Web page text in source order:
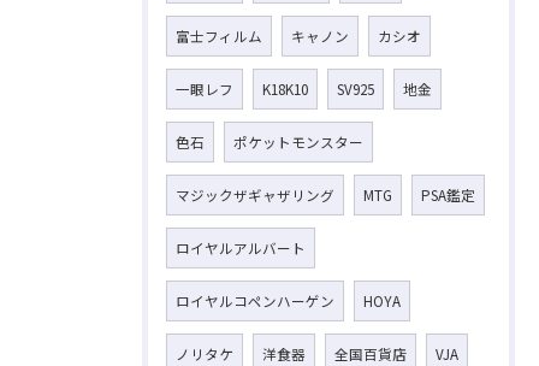
富士フィルム キャノン カシオ
一眼レフ K18K10 SV925 地金
色石 ポケットモンスター
マジックザギャザリング MTG PSA鑑定
ロイヤルアルバート
ロイヤルコペンハーゲン HOYA
ノリタケ 洋食器 全国百貨店 VJA